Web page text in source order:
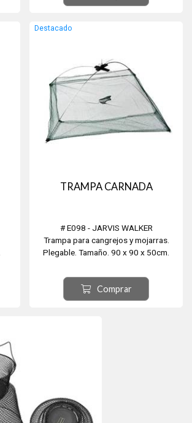
Destacado
TRAMPA CARNADA
# E098 - JARVIS WALKER
Trampa para cangrejos y mojarras.
Plegable. Tamaño. 90 x 90 x 50cm.
Comprar